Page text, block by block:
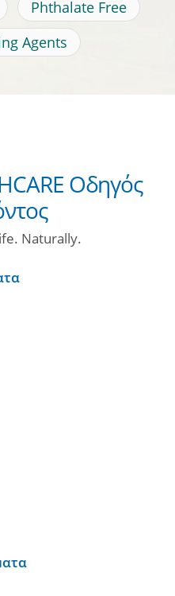
Phthalate Free
Agents
Οδηγός
Naturally.